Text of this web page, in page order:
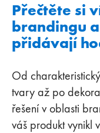
Přečtěte si
brandingu
přidávají
Od
tvary až po
řešení v oblasti
váš produkt vynikl